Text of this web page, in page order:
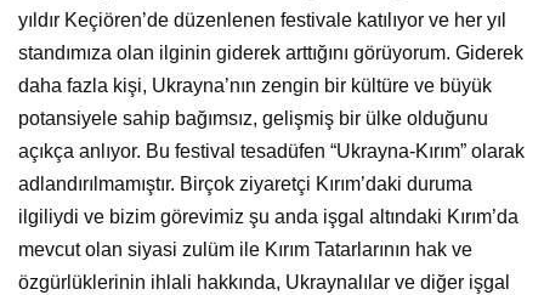
yıldır Keçiören’de düzenlenen festivale katılıyor ve her yıl
standımıza olan ilginin giderek arttığını görüyorum. Giderek
daha fazla kişi, Ukrayna’nın zengin bir kültüre ve büyük
potansiyele sahip bağımsız, gelişmiş bir ülke olduğunu
açıkça anlıyor. Bu festival tesadüfen “Ukrayna-Kırım” olarak
adlandırılmamıştır. Birçok ziyaretçi Kırım’daki duruma
ilgiliydi ve bizim görevimiz şu anda işgal altındaki Kırım’da
mevcut olan siyasi zulüm ile Kırım Tatarlarının hak ve
özgürlüklerinin ihlali hakkında, Ukraynalılar ve diğer işgal